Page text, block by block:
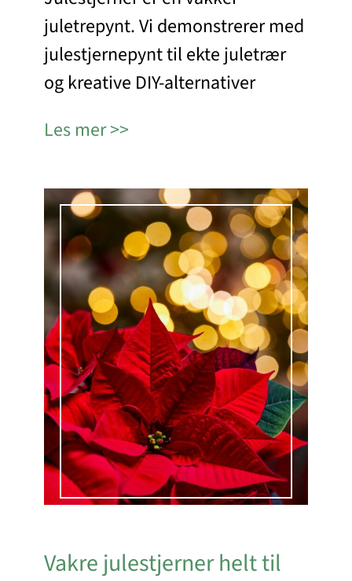
juletrepynt. Vi demonstrerer med
julestjernepynt til ekte juletrær
og kreative DIY-alternativer
Les mer
Vakre julestjerner helt til